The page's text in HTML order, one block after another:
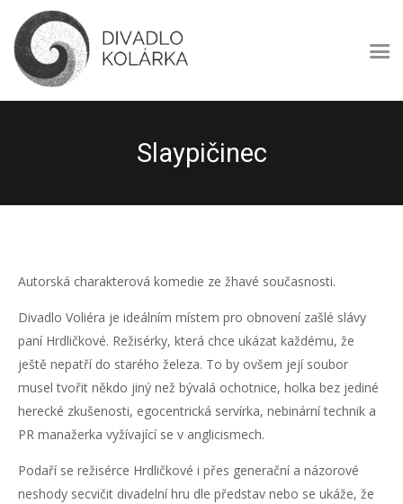
Slaypičinec
DIVADLO KOLÁRKA
Divadlo Kolárka – amatérské multižánrové divadlo
Program
Kontakty
Autorská charakterová komedie ze žhavé současnosti.
Divadlo Voliéra je ideálním místem pro obnovení zašlé slávy
paní Hrdličkové. Režisérky, která chce ukázat každému, že
ještě nepatří do starého železa. To by ovšem její soubor
musel tvořit někdo jiný než bývalá ochotnice, holka bez jediné
herecké zkušenosti, egocentrická servírka, nebinární technik a
PR manažerka vyžívající se v anglicismech.
Podaří se režisérce Hrdličkové i přes generační a názorové
neshody secvičit divadelní hru dle představ nebo se ukáže, že